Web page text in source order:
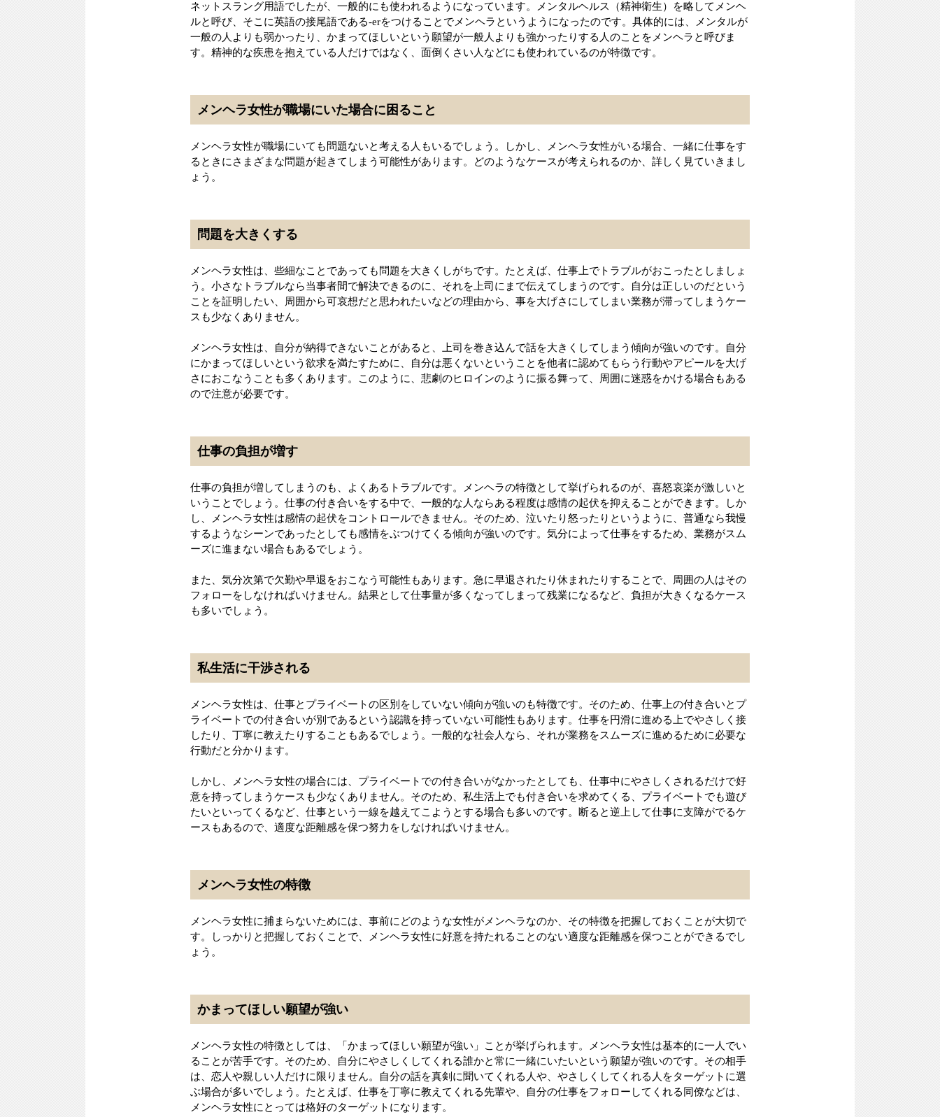
ネットスラング用語でしたが、一般的にも使われるようになっています。メンタルヘルス（精神衛生）を略してメンヘ
ルと呼び、そこに英語の接尾語である-erをつけることでメンヘラというようになったのです。具体的には、メンタルが
一般の人よりも弱かったり、かまってほしいという願望が一般人よりも強かったりする人のことをメンヘラと呼びま
す。精神的な疾患を抱えている人だけではなく、面倒くさい人などにも使われているのが特徴です。
メンヘラ女性が職場にいた場合に困ること
メンヘラ女性が職場にいても問題ないと考える人もいるでしょう。しかし、メンヘラ女性がいる場合、一緒に仕事をす
るときにさまざまな問題が起きてしまう可能性があります。どのようなケースが考えられるのか、詳しく見ていきまし
ょう。
問題を大きくする
メンヘラ女性は、些細なことであっても問題を大きくしがちです。たとえば、仕事上でトラブルがおこったとしましょ
う。小さなトラブルなら当事者間で解決できるのに、それを上司にまで伝えてしまうのです。自分は正しいのだという
ことを証明したい、周囲から可哀想だと思われたいなどの理由から、事を大げさにしてしまい業務が滞ってしまうケー
スも少なくありません。
メンヘラ女性は、自分が納得できないことがあると、上司を巻き込んで話を大きくしてしまう傾向が強いのです。自分
にかまってほしいという欲求を満たすために、自分は悪くないということを他者に認めてもらう行動やアピールを大げ
さにおこなうことも多くあります。このように、悲劇のヒロインのように振る舞って、周囲に迷惑をかける場合もある
ので注意が必要です。
仕事の負担が増す
仕事の負担が増してしまうのも、よくあるトラブルです。メンヘラの特徴として挙げられるのが、喜怒哀楽が激しいと
いうことでしょう。仕事の付き合いをする中で、一般的な人ならある程度は感情の起伏を抑えることができます。しか
し、メンヘラ女性は感情の起伏をコントロールできません。そのため、泣いたり怒ったりというように、普通なら我慢
するようなシーンであったとしても感情をぶつけてくる傾向が強いのです。気分によって仕事をするため、業務がスム
ーズに進まない場合もあるでしょう。
また、気分次第で欠勤や早退をおこなう可能性もあります。急に早退されたり休まれたりすることで、周囲の人はその
フォローをしなければいけません。結果として仕事量が多くなってしまって残業になるなど、負担が大きくなるケース
も多いでしょう。
私生活に干渉される
メンヘラ女性は、仕事とプライベートの区別をしていない傾向が強いのも特徴です。そのため、仕事上の付き合いとプ
ライベートでの付き合いが別であるという認識を持っていない可能性もあります。仕事を円滑に進める上でやさしく接
したり、丁寧に教えたりすることもあるでしょう。一般的な社会人なら、それが業務をスムーズに進めるために必要な
行動だと分かります。
しかし、メンヘラ女性の場合には、プライベートでの付き合いがなかったとしても、仕事中にやさしくされるだけで好
意を持ってしまうケースも少なくありません。そのため、私生活上でも付き合いを求めてくる、プライベートでも遊び
たいといってくるなど、仕事という一線を越えてこようとする場合も多いのです。断ると逆上して仕事に支障がでるケ
ースもあるので、適度な距離感を保つ努力をしなければいけません。
メンヘラ女性の特徴
メンヘラ女性に捕まらないためには、事前にどのような女性がメンヘラなのか、その特徴を把握しておくことが大切で
す。しっかりと把握しておくことで、メンヘラ女性に好意を持たれることのない適度な距離感を保つことができるでし
ょう。
かまってほしい願望が強い
メンヘラ女性の特徴としては、「かまってほしい願望が強い」ことが挙げられます。メンヘラ女性は基本的に一人でい
ることが苦手です。そのため、自分にやさしくしてくれる誰かと常に一緒にいたいという願望が強いのです。その相手
は、恋人や親しい人だけに限りません。自分の話を真剣に聞いてくれる人や、やさしくしてくれる人をターゲットに選
ぶ場合が多いでしょう。たとえば、仕事を丁寧に教えてくれる先輩や、自分の仕事をフォローしてくれる同僚などは、
メンヘラ女性にとっては格好のターゲットになります。